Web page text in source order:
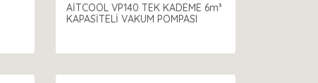
AİTCOOL VP140 TEK KADEME 6m³
KAPASİTELİ VAKUM POMPASI